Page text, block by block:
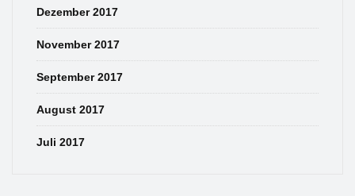
Dezember 2017
November 2017
September 2017
August 2017
Juli 2017